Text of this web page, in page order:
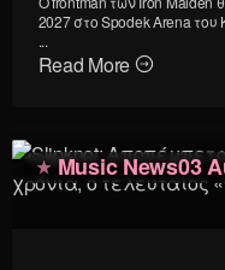
2027 στο Spodek Arena του
...
Read More
Music News03